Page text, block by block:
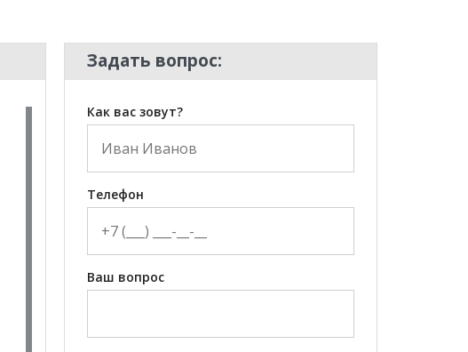
Задать вопрос:
Как вас зовут?
Телефон
Ваш вопрос